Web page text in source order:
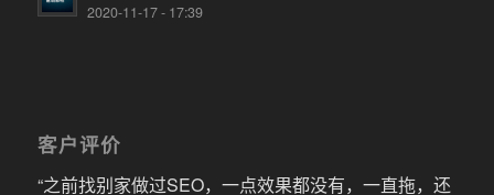
2020-11-17 - 17:39
客户评价
“之前找别家做过SEO，一点效果都没有，一直拖，还